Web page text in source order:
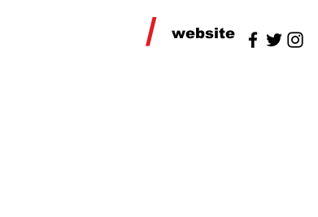
/ website